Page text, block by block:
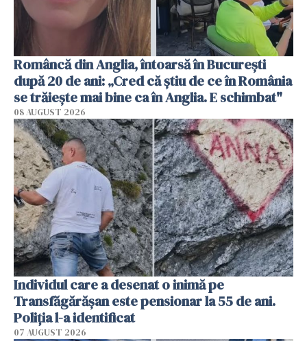
Româncă din Anglia, întoarsă în București
după 20 de ani: „Cred că știu de ce în România
se trăiește mai bine ca în Anglia. E schimbat"
08 AUGUST 2026
Individul care a desenat o inimă pe
Transfăgărășan este pensionar la 55 de ani.
Poliția l-a identificat
07 AUGUST 2026